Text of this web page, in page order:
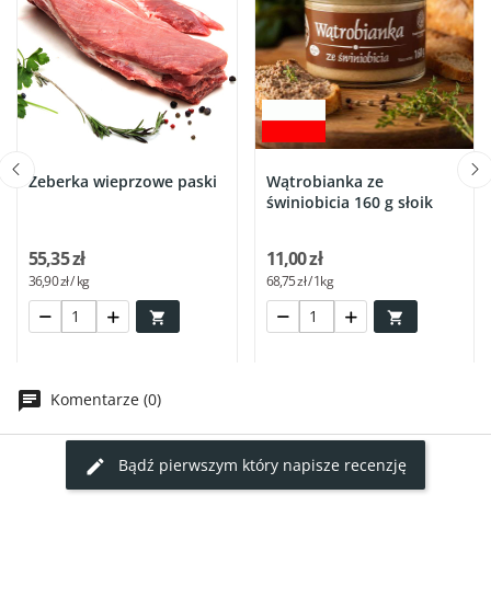
Żeberka wieprzowe paski

55,35 zł
36,90 zł / kg
Wątrobianka ze
świniobicia 160 g słoik

11,00 zł
68,75 zł / 1kg
Komentarze (0)
Bądź pierwszym który napisze recenzję